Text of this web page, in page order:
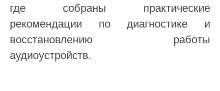
где собраны практические
рекомендации по диагностике и
восстановлению работы
аудиоустройств.